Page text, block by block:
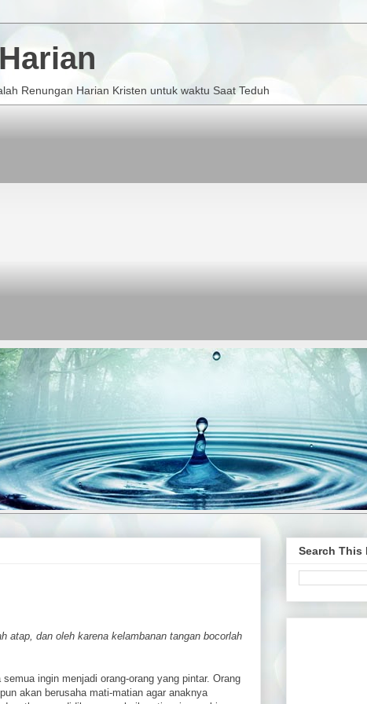
Renungan Harian Kristen untuk waktu Saat Teduh
atap, dan oleh karena kelambanan tangan bocorlah
semua ingin menjadi orang-orang yang pintar. Orang
akan berusaha mati-matian agar anaknya
Search This